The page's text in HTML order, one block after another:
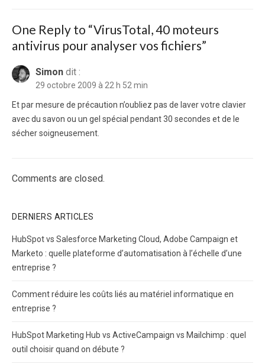
One Reply to “VirusTotal, 40 moteurs
antivirus pour analyser vos fichiers”
Simon dit :
29 octobre 2009 à 22 h 52 min
Et par mesure de précaution n’oubliez pas de laver votre clavier
avec du savon ou un gel spécial pendant 30 secondes et de le
sécher soigneusement.
Comments are closed.
DERNIERS ARTICLES
HubSpot vs Salesforce Marketing Cloud, Adobe Campaign et
Marketo : quelle plateforme d’automatisation à l’échelle d’une
entreprise ?
Comment réduire les coûts liés au matériel informatique en
entreprise ?
HubSpot Marketing Hub vs ActiveCampaign vs Mailchimp : quel
outil choisir quand on débute ?